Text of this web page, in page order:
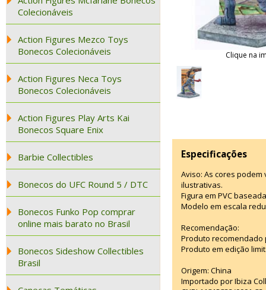
Colecionáveis
Action Figures Mezco Toys
Bonecos Colecionáveis
Action Figures Neca Toys
Bonecos Colecionáveis
Action Figures Play Arts Kai
Bonecos Square Enix
Barbie Collectibles
Bonecos do UFC Round 5 / DTC
Bonecos Funko Pop comprar
online mais barato no Brasil
Bonecos Sideshow Collectibles
Brasil
Clique na
Especificações
Aviso: As cores
ilustrativas.
Figura em PVC
Modelo em escala
Recomendação:
Produto recomendado
Produto em edição
Origem: China
Importado por Ibiza